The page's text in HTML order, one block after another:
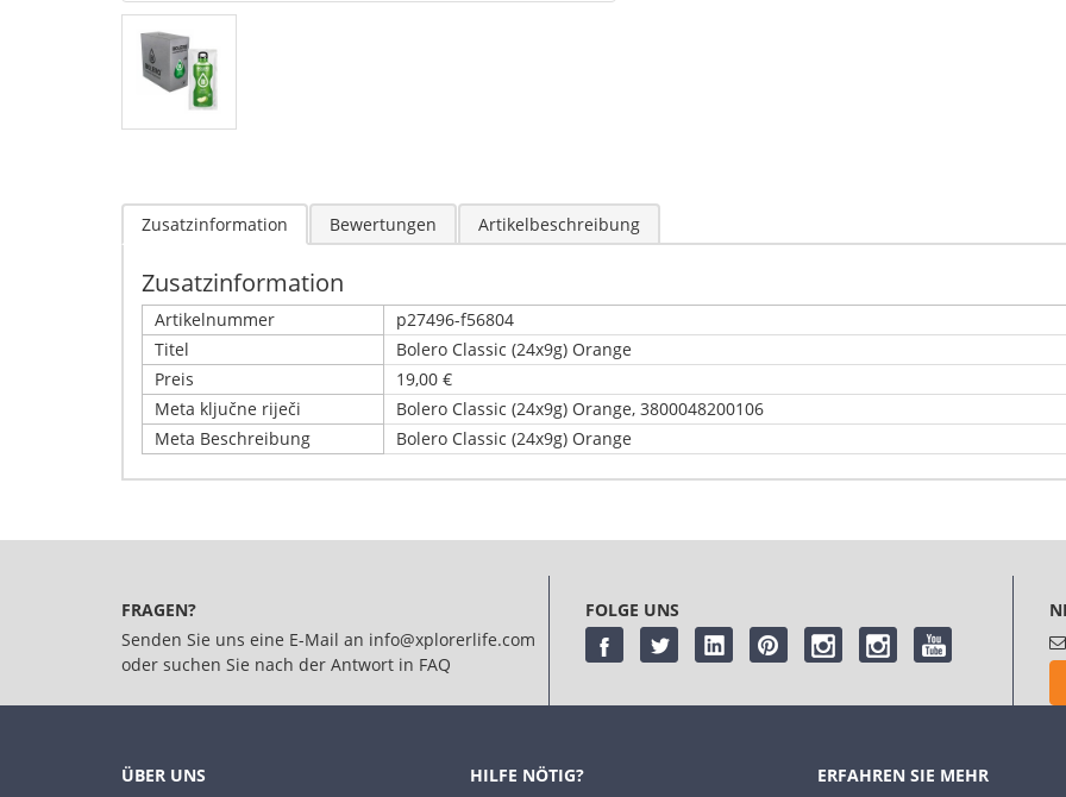
Zusatzinformation Bewertungen Artikelbeschreibung
Zusatzinformation
Artikelnummer
p27496-f56804
Titel
Bolero Classic (24x9g) Orange
Preis
19,00 €
Meta ključne riječi
Bolero Classic (24x9g) Orange, 3800048200106
Meta Beschreibung
Bolero Classic (24x9g) Orange
FRAGEN?
Senden Sie uns eine E-Mail an info@xplorerlife.com
oder suchen Sie nach der Antwort in FAQ
FOLGE UNS
ÜBER UNS HILFE NÖTIG? ERFAHREN SIE MEHR